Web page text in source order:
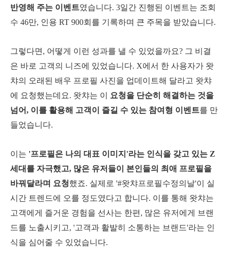
반영해 주는 이벤트였습니다. 3일간 진행된 이벤트는 조회
수 46만, 인용 RT 900회를 기록하며 큰 주목을 받았습니다.
그렇다면, 어떻게 이런 성과를 낼 수 있었을까요? 그 비결
은 바로 고객의 니즈에 있었습니다. X에서 한 사용자가 왓
챠의 오래된 배우 프로필 사진을 업데이트해 달라고 왓챠
에 요청했는데요. 왓챠는 이
요청을 단순히 해결하는 것을
넘어, 이를 활용해 고객이 즐길 수 있는 참여형 이벤트를 만
들었습니다.
이는 '프로필은 나의 대표 이미지'라는 인식을 갖고 있는 Z
세대를 자극했고, 많은 유저들이 본인들의 최애 프로필을
바꿔달라며 요청했죠. 실제로 '#왓챠프로필수정의날'이 실
시간 트렌드에 오를 정도였다고 합니다. 이를 통해 왓챠는
고객에게 즐거운 경험을 선사는 한편, 많은 유저에게 브랜
드를 노출시키고, '고객과 활발히 소통하는 브랜드'라는 인
식을 심어줄 수 있었습니다.